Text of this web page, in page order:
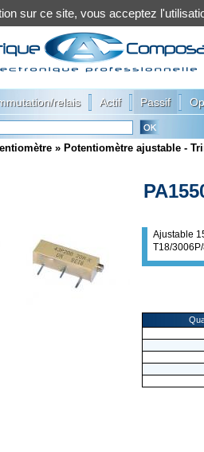
relais Actif Passif
» Potentiomètre ajustable -
Ajustable
T18/
sur ce site, vous acceptez